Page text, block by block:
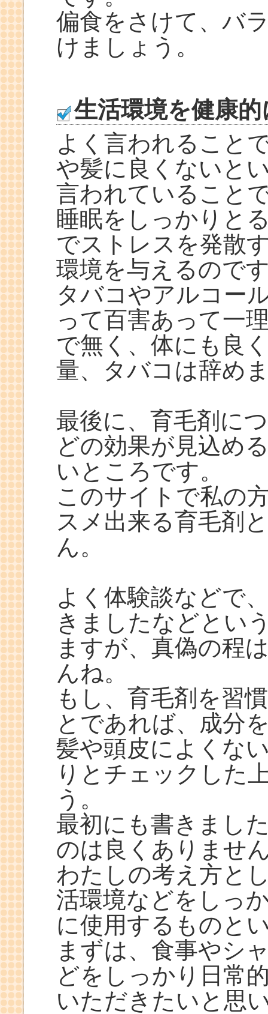
偏食をさけて、バ
けましょう。
生活環境を健康的
よく言われること
や髪に良くないと
言われていること
睡眠をしっかりと
でストレスを発散
環境を与えるので
タバコやアルコー
って百害あって一
で無く、体にも良
量、タバコは辞め
最後に、育毛剤に
どの効果が見込め
いところです。
このサイトで私の
スメ出来る育毛剤
ん。
よく体験談などで
きましたなどとい
ますが、真偽の程
んね。
もし、育毛剤を習
とであれば、成分
髪や頭皮によくな
りとチェックした
う。
最初にも書きまし
のは良くありませ
わたしの考え方と
活環境などをしっ
に使用するものと
まずは、食事やシ
どをしっかり日常
いただきたいと思